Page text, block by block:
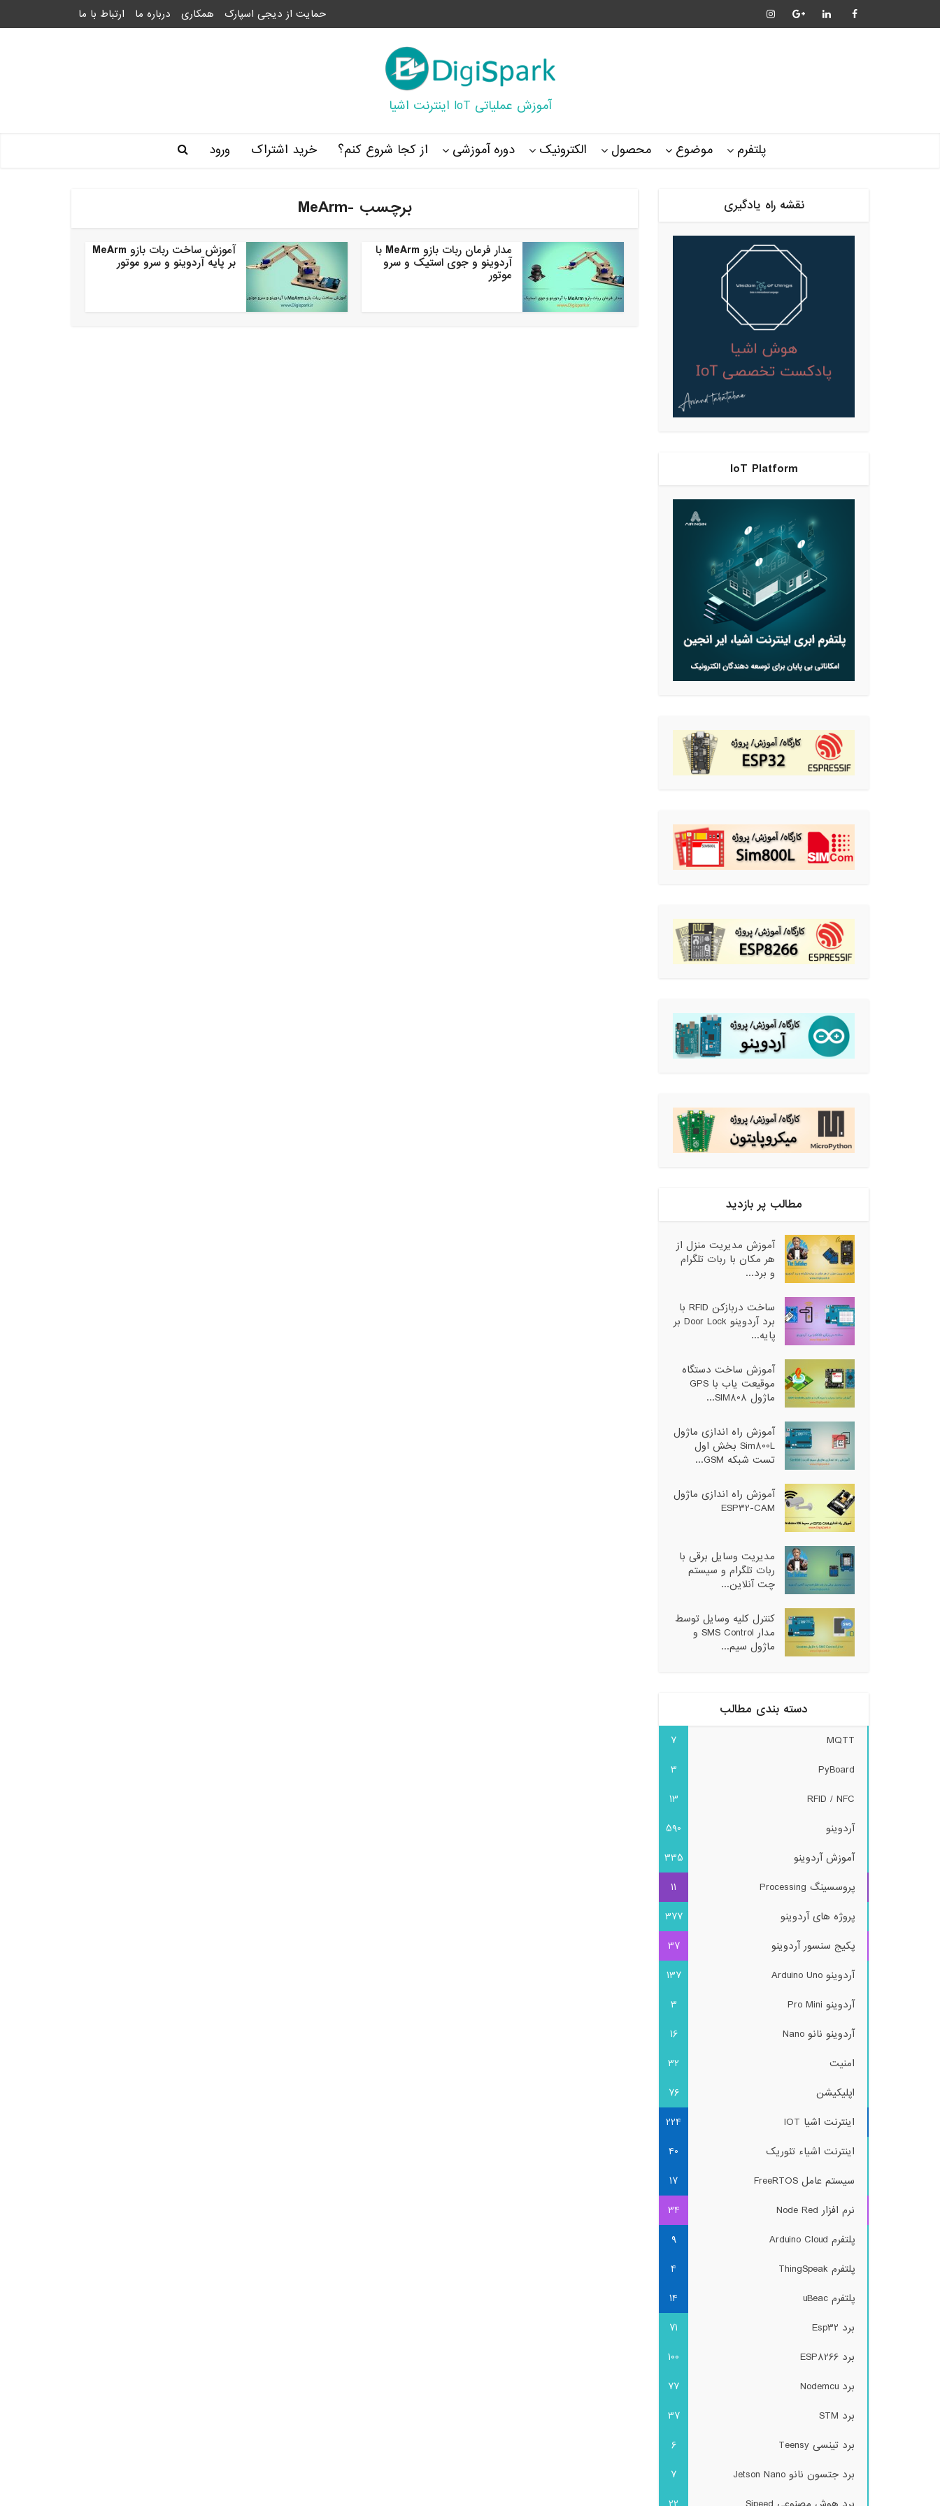
حمایت از دیجی اسپارک همکاری درباره ما ارتباط با ما
آموزش عملیاتی IoT اینترنت اشیا
پلتفرم موضوع محصول الکترونیک دوره آموزشی از کجا شروع کنم؟ خرید اشتراک ورود
برچسب -MeArm
مدار فرمان ربات بازو MeArm با
آردوینو و جوی استیک و سرو
موتور
آموزش ساخت ربات بازو MeArm
بر پایه آردوینو و سرو موتور
نقشه راه یادگیری
IoT Platform
مطالب پر بازدید
آموزش مدیریت منزل از
هر مکان با ربات تلگرام
و برد...
ساخت دربازکن RFID با
برد آردوینو Door Lock بر
پایه...
آموزش ساخت دستگاه
موقیعت یاب با GPS
ماژول SIM808...
آموزش راه اندازی ماژول
Sim800L بخش اول
تست شبکه GSM...
آموزش راه اندازی ماژول
ESP32-CAM
مدیریت وسایل برقی با
ربات تلگرام و سیستم
چت آنلاین...
کنترل کلیه وسایل توسط
مدار SMS Control و
ماژول سیم...
دسته بندی مطالب
MQTT
7
PyBoard
3
RFID / NFC
13
آردوینو
590
آموزش آردوینو
335
پروسسینگ Processing
11
پروژه های آردوینو
377
پکیج سنسور آردوینو
37
آردوینو Arduino Uno
137
آردوینو Pro Mini
3
آردوینو نانو Nano
16
امنیت
32
اپلیکیشن
76
اینترنت اشیا IOT
224
اینترنت اشیاء تئوریک
40
سیستم عامل FreeRTOS
17
نرم افزار Node Red
34
پلتفرم Arduino Cloud
9
پلتفرم ThingSpeak
4
پلتفرم uBeac
14
برد Esp32
71
برد ESP8266
100
برد Nodemcu
77
برد STM
37
برد تینسی Teensy
6
برد جتسون نانو Jetson Nano
7